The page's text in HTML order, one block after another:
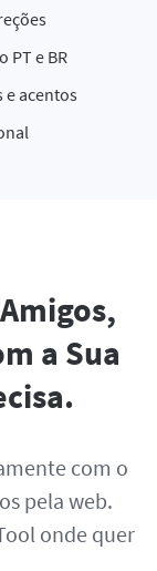
PT e BR
e acentos
a Sua
com o
pela web.
onde quer